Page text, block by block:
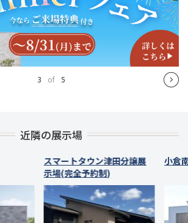
4 of 5
近隣の展示場
スマートタウン津田分譲展
示場(完全予約制)
小倉